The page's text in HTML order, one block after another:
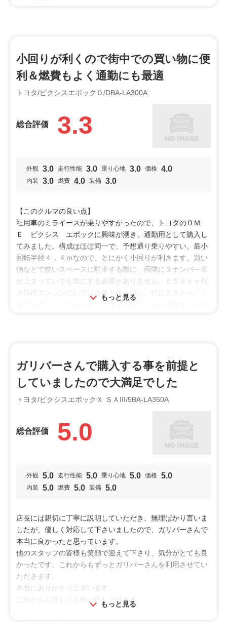
特徴
荷室 広い
小回りが利くので街中での買い物に便
利＆燃費もよく通勤にも最適
トヨタ/ピクシスエポックＤ/DBA-LA300A
総合評価 3.3
外観 3.0 走行性能 3.0 乗り心地 3.0 価格 4.0
内装 3.0 燃費 4.0 装備 3.0
【このクルマの良い点】
社用車のミライースが乗りやすかったので、トヨタのＯＭ
Ｅ ピクシス エポックに興味が湧き、通勤用として購入し
てみました。構成はほぼ同一で、予想通り乗りやすい。最小
回転半径４．４ｍなので、とにかく小回りが利きます。買い
物などで狭いスペースに駐車する際に、両隣に３ナンバー車
が止まっていても気にする必要がありません。６５８ｃｃ列
３気筒エンジンにしては加速も良い感じ。特に５０ｋｍ／ｈ
燃費も良く、市街地でも２０ｋｍ／Ｌを下回ることがほとん
どありません。アイドリングストップも搭載されているの
で、エアコンを使わなければもっと向上するでしょう。
ね。通勤ルートで視界の悪い交差点があるのですが、前の車
よりも見渡せる範囲が増えました。また、乗ってみると思っ
たより頭上に余裕があり、このサイズの車にしては圧迫感が
【総合評価】
トヨタのピクシス エポック Ｄは、エントリーモデルです
る人もいるかもしれません。パワースライドドアなし、セン
ターアームレストなし、オーディオなしで、座席周りの収納
も少な目です。私は車内の快適性にこだわっていないので不
便は感じていません。
一方で、ラゲッジスペースは使い勝手が良いと思います。リ
アシートがフラットになるので、日常の買い物はもちろん、
小さめのベビーカーも乗せられます。バックドアが軽量な樹
脂製になっていて、小柄な妻でも片手で開閉していました。
もっと見る
ガリバーさんで購入する事を前提と
していましたので大満足でした
トヨタ/ピクシスエポックＸ ＳＡIII/5BA-LA350A
総合評価 5.0
外観 5.0 走行性能 5.0 乗り心地 5.0 価格 5.0
内装 5.0 燃費 5.0 装備 5.0
店長には親切に丁寧に説明していただき、無理ばかり言いま
したが、優しく対応して下さいましたので、ガリバーさんで
本当に良かったと思っています。
他のスタッフの皆様も笑顔で迎えて下さり、気分がとても良
かったです。これからもずっとガリバーさんを利用させてい
ただきます。
本当にありがとうございます。
これからも宜しくお願い申し上げます。
もっと見る